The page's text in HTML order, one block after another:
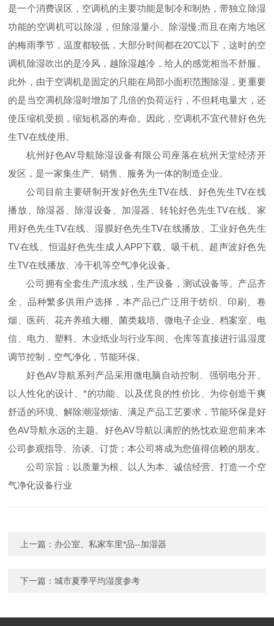
是一个消费误区，空调机的主要功能是制冷和制热，带独立除湿
功能的空调机可以除湿，但除湿量小、除湿慢;而且在南方地区
的梅雨季节，温度都较低，大部分时间都在20℃以下，这时的空
调机除湿吹出的是冷风，越除湿越冷，给人的感觉相当不舒服。
此外，由于空调机是固定的只能在局部小面积范围除湿，更重要
的是当空凋机除湿时增加了几倍的负荷运行，不但耗电量大，还
使压缩机受损，缩短机器的寿命。因此，空调机不宜代替好色先
生TV在线使用。
杭州好色AV导航除湿设备有限公司座落在杭州天堂经济开
发区，是一家集生产、销售、服务为一体的制造企业。
公司目前主要研制开发好色先生TV在线、好色先生TV在线
播放、除湿器、除湿设备、加湿器、转轮好色先生TV在线、家
用好色先生TV在线、湿膜好色先生TV在线播放、工业好色先生
TV在线、恒温好色先生成人APP下载、吸干机、超声波好色先
生TV在线播放、冷干机等空气净化设备。
公司拥有全套生产流水线，生产设备，测试设备等。产品齐
全、品种繁多供用户选择，本产品已广泛用于纺织、印刷、卷
烟、医药、花卉养殖大棚、菌类栽培、微电子企业、档案室、电
信、电力、塑料、木业纸业与行业车间、仓库等直接进行温湿度
调节控制，空气净化，节能环保。
好色AV导航系列产品采用微电脑自动控制、强弱电分开、
以人性化的设计、*的功能、以及优良的性价比、为你创造干爽
舒适的环境、解除潮湿烦恼、满足产品工艺要求，节能环保是好
色AV导航永远的主题。好色AV导航以满腔的热忱欢迎您前来本
公司参观指导、洽谈、订货；本公司将成为您值得信赖的朋友。
公司宗旨：以质量为根、以人为本、诚信经营、打造一个空
气净化设备行业
上一篇： 办公室、私家车里*品--加湿器
下一篇：城市夏季平均湿度参考